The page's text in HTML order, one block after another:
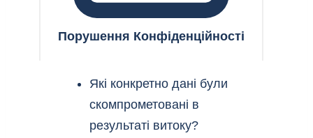
Порушення Конфіденційності
Які конкретно дані були
скомпрометовані в
результаті витоку?